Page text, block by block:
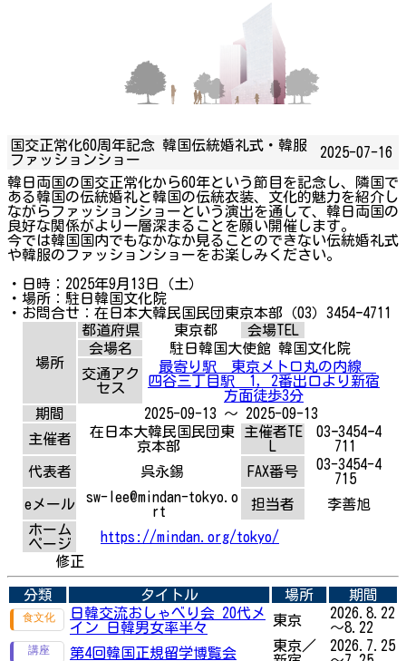
国交正常化60周年記念 韓国伝統婚礼式・韓服
ファッションショー
2025-07-16
韓日両国の国交正常化から60年という節目を記念し、隣国で
ある韓国の伝統婚礼と韓国の伝統衣装、文化的魅力を紹介し
ながらファッションショーという演出を通して、韓日両国の
良好な関係がより一層深まることを願い開催します。
今では韓国国内でもなかなか見ることのできない伝統婚礼式
や韓服のファッションショーをお楽しみください。
・日時：2025年9月13日（土）
・場所：駐日韓国文化院
・お問合せ：在日本大韓民国民団東京本部（03）3454ｰ4711
場所
都道府県 東京都
会場TEL
会場名
駐日韓国大使館 韓国文化院
交通アク
セス
最寄り駅 東京メトロ丸の内線
四谷三丁目駅 1，2番出口より新宿
方面徒歩3分
期間
2025-09-13 ～ 2025-09-13
主催者
在日本大韓民国民団東
京本部
主催者TE
03ｰ3454ｰ4
711
代表者
呉永錫 FAX番号
03-3454-4
715
eメール
sw-lee@mindan-tokyo.o
rt
担当者
李善旭
ホーム
ページ
https://mindan.org/tokyo/
修正
分類 タイトル 場所
期間
日韓交流おしゃべり会 20代メ
イン 日韓男女率半々
東京
2026.8.22
～8.22
第4回韓国正規留学博覧会
東京／
2026.7.25